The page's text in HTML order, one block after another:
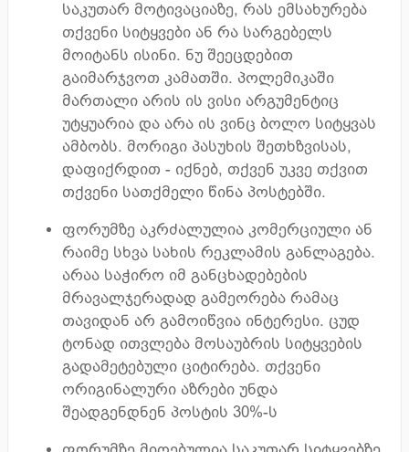
საკუთარ მოტივაციაზე, რას ემსახურება
თქვენი სიტყვები ან რა სარგებელს
მოიტანს ისინი. ნუ შეეცდებით
გაიმარჯვოთ კამათში. პოლემიკაში
მართალი არის ის ვისი არგუმენტიც
უტყუარია და არა ის ვინც ბოლო სიტყვას
ამბობს. მორიგი პასუხის შეთხზვისას,
დაფიქრდით - იქნებ, თქვენ უკვე თქვით
თქვენი სათქმელი წინა პოსტებში.
ფორუმზე აკრძალულია კომერციული ან
რაიმე სხვა სახის რეკლამის განლაგება.
არაა საჭირო იმ განცხადებების
მრავალჯერადად გამეორება რამაც
თავიდან არ გამოიწვია ინტერესი. ცუდ
ტონად ითვლება მოსაუბრის სიტყვების
გადამეტებული ციტირება. თქვენი
ორიგინალური აზრები უნდა
შეადგენდნენ პოსტის 30%-ს